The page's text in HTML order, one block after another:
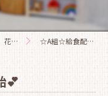
花高日記 ☆A組☆給食配膳活動開始💕
💕